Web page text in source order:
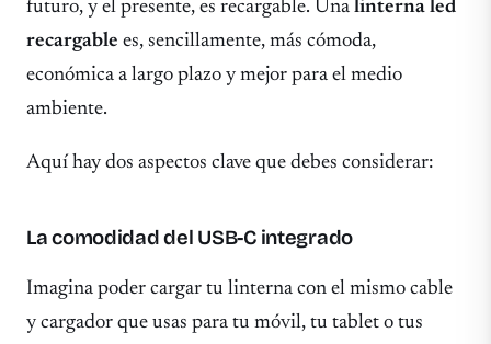
futuro, y el presente, es recargable. Una linterna led
recargable es, sencillamente, más cómoda,
económica a largo plazo y mejor para el medio
ambiente.
Aquí hay dos aspectos clave que debes considerar:
La comodidad del USB-C integrado
Imagina poder cargar tu linterna con el mismo cable
y cargador que usas para tu móvil, tu tablet o tus